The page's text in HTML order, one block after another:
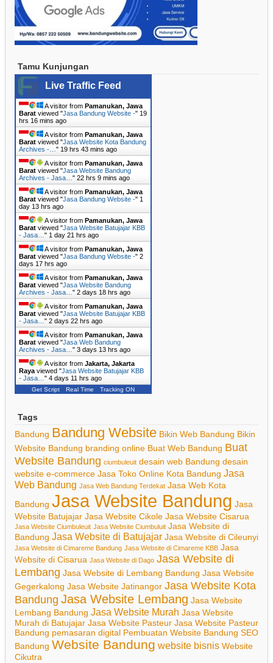
Tamu Kunjungan
Live Traffic Feed
A visitor from Pamanukan, Jawa
Barat viewed "Jasa Bandung Website -" 19
hrs 16 mins ago
A visitor from Pamanukan, Jawa
Barat viewed "Jasa Website Kota Bandung
Archives -… " 19 hrs 43 mins ago
A visitor from Pamanukan, Jawa
Barat viewed "Jasa Website Bandung
Archives - Jasa… " 22 hrs 9 mins ago
A visitor from Pamanukan, Jawa
Barat viewed "Jasa Bandung Website -" 1
day 13 hrs ago
A visitor from Pamanukan, Jawa
Barat viewed "Jasa Website Batujajar KBB
- Jasa… " 1 day 21 hrs ago
A visitor from Pamanukan, Jawa
Barat viewed "Jasa Bandung Website -" 2
days 17 hrs ago
A visitor from Pamanukan, Jawa
Barat viewed "Jasa Website Bandung
Archives - Jasa… " 2 days 18 hrs ago
A visitor from Pamanukan, Jawa
Barat viewed "Jasa Website Batujajar KBB
- Jasa… " 2 days 22 hrs ago
A visitor from Pamanukan, Jawa
Barat viewed "Jasa Web Bandung
Archives - Jasa… " 3 days 13 hrs ago
A visitor from Jakarta, Jakarta
Raya viewed "Jasa Website Batujajar KBB
- Jasa… " 4 days 11 hrs ago
Get Script Real Time Tracking ON
Tags
Bandung Bandung Website Bikin Web Bandung Bikin
Website Bandung branding online Buat Web Bandung Buat
Website Bandung ciumbuleuit desain web Bandung desain
website e-commerce Jasa Toko Online Kota Bandung Jasa
Web Bandung Jasa Web Bandung Terdekat Jasa Web Kota
Bandung Jasa Website Bandung Jasa
Website Batujajar Jasa Website Cikole Jasa Website Cisarua
Jasa Website Ciumbuleuit Jasa Website Ciumbuluit Jasa Website di
Bandung Jasa Website di Batujajar Jasa Website di Cileunyi
Jasa Website di Cimareme Bandung Jasa Website di Cimareme KBB Jasa
Website di Cisarua Jasa Website di Dago Jasa Website di
Lembang Jasa Website di Lembang Bandung Jasa Website
Gegerkalong Jasa Website Jatinangor Jasa Website Kota
Bandung Jasa Website Lembang Jasa Website
Lembang Bandung Jasa Website Murah Jasa Website
Murah di Batujajar Jasa Website Pasteur Jasa Website Pasteur
Bandung pemasaran digital Pembuatan Website Bandung SEO
Bandung Website Bandung website bisnis Website
Cikutra